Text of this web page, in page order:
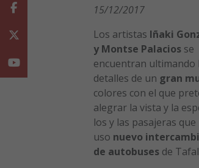
15/12/2017
Los artistas Iñaki
y Montse Palaciosse
encuentran ultimando
detalles de un gran
colores con el que
alegrar la vista y la
los y las pasajeras
uso nuevo
de autobusesde
Facebook
Youtube